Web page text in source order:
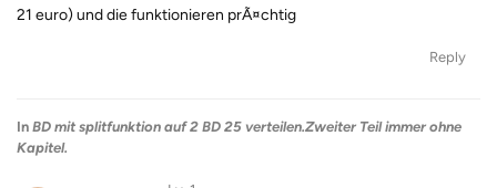
21 euro) und die funktionieren prÃ¤chtig
Reply
In BD mit splitfunktion auf 2 BD 25 verteilen.Zweiter Teil immer ohne
Kapitel.